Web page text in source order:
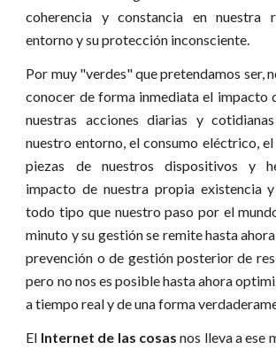
coherencia y constancia en nuestra
entorno y su protección inconsciente.
Por muy "verdes" que pretendamos ser,
conocer de forma inmediata el impacto
nuestras acciones diarias y
nuestro entorno, el consumo eléctrico, el
piezas de nuestros dispositivos y
impacto de nuestra propia existencia
todo tipo que nuestro paso por el
minuto y su gestión se remite hasta
prevención o de gestión posterior de
pero no nos es posible hasta ahora
a tiempo real y de una forma
El Internet de las cosas nos lleva a ese